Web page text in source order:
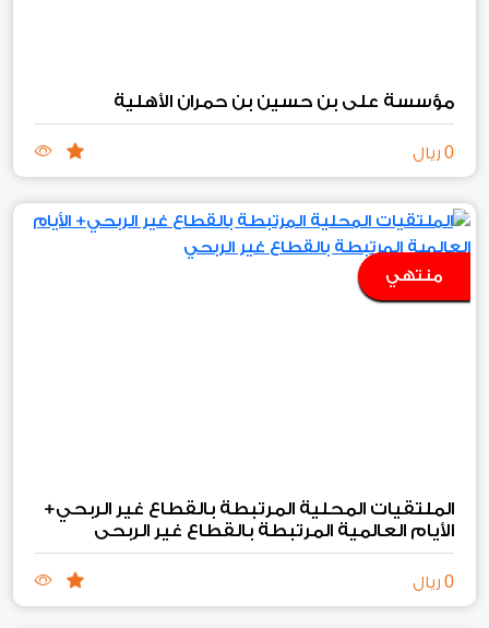
مؤسسة علي بن حسين بن حمران الأهلية
0 ريال
منتهي
الملتقيات المحلية المرتبطة بالقطاع غير الربحي+
الأيام العالمية المرتبطة بالقطاع غير الربحي
0 ريال